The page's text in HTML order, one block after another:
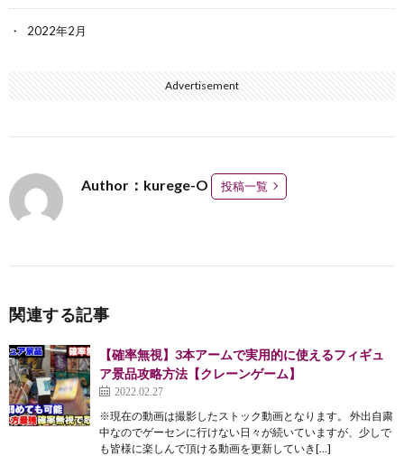
2022年2月
Advertisement
Author：kurege-O 投稿一覧
関連する記事
【確率無視】3本アームで実用的に使えるフィギュ
ア景品攻略方法【クレーンゲーム】
2022.02.27
※現在の動画は撮影したストック動画となります。 外出自粛
中なのでゲーセンに行けない日々が続いていますが、少しで
も皆様に楽しんで頂ける動画を更新していき[…]